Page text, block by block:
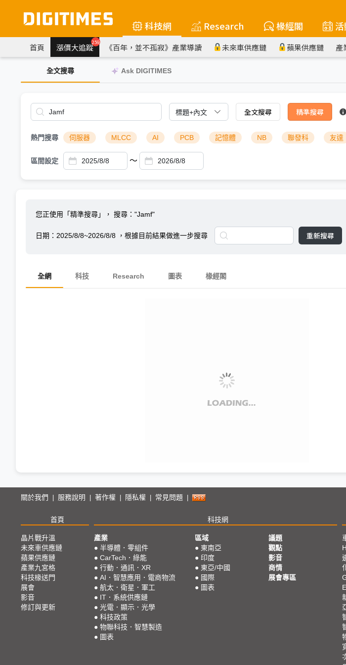
科技網 Research 椽經閣
首頁 漲價大追蹤259 《百年，並不孤寂》產業導讀 未來車供應鏈 蘋果供應鏈 產
全文搜尋 Ask DIGITIMES
全文搜尋 精準搜尋
熱門搜尋 伺服器 MLCC AI PCB 記憶體 NB 聯發科 友達
區間設定 ～
您正使用「精準搜尋」， 搜尋："Jamf"
日期： 2025/8/8~2026/8/8 ，根據目前結果做進一步搜尋 重新搜尋
全網 科技 Research 圖表 椽經閣
關於我們 服務說明 著作權 隱私權 常見問題
首頁 科技網
晶片戰升溫
未來車供應鏈
蘋果供應鏈
產業九宮格
科技椽送門
展會
影音
修訂與更新
產業
● 半導體．零組件
● CarTech．綠能
● 行動．通訊．XR
● AI．智慧應用．電商物流
● 航太．衛星．軍工
● IT．系統供應鏈
● 光電．顯示．光學
● 科技政策
● 物聯科技．智慧製造
● 圖表
區域
● 東南亞
● 印度
● 東亞/中國
● 國際
● 圖表
議題
觀點
影音
商情
展會專區